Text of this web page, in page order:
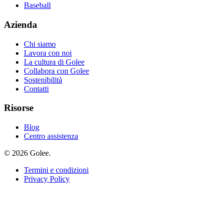
Baseball
Azienda
Chi siamo
Lavora con noi
La cultura di Golee
Collabora con Golee
Sostenibilità
Contatti
Risorse
Blog
Centro assistenza
© 2026 Golee.
Termini e condizioni
Privacy Policy